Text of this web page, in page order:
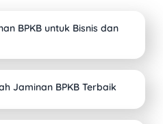
BPKB untuk Bisnis dan
Jaminan BPKB Terbaik